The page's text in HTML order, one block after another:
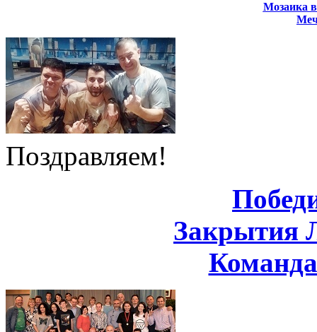
Мозаика в
Поздравляем!
Закрытия